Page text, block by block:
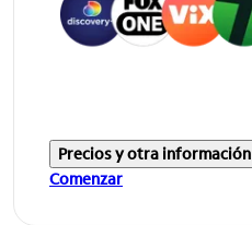
Precios y otra información
Comenzar